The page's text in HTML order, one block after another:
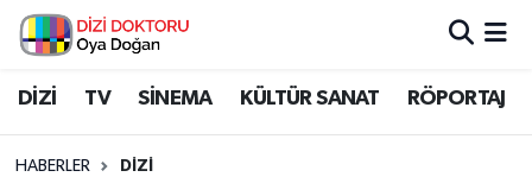
DİZİ TV SİNEMA KÜLTÜR SANAT RÖPORTAJ
HABERLER DİZİ
İstanbul Nöbetçi Eczaneler